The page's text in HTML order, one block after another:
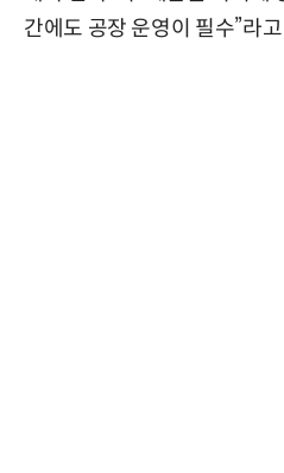
간에도 공장 운영이 필수”라